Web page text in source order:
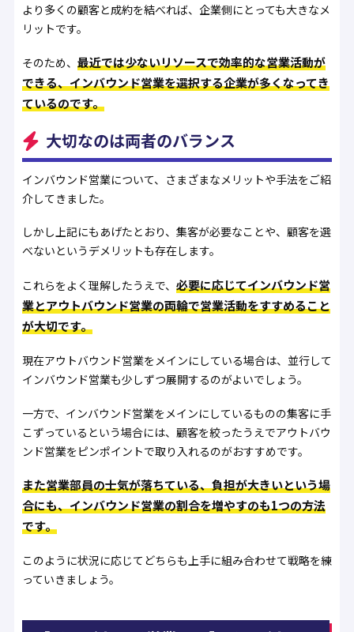
より多くの顧客と成約を結べれば、企業側にとっても大きなメ
リットです。
そのため、 最近では少ないリソースで効率的な営業活動が
できる、インバウンド営業を選択する企業が多くなってき
ているのです。
大切なのは両者のバランス
インバウンド営業について、さまざまなメリットや手法をご紹
介してきました。
しかし上記にもあげたとおり、集客が必要なことや、顧客を選
べないというデメリットも存在します。
これらをよく理解したうえで、 必要に応じてインバウンド営
業とアウトバウンド営業の両輪で営業活動をすすめること
が大切です。
現在アウトバウンド営業をメインにしている場合は、並行して
インバウンド営業も少しずつ展開するのがよいでしょう。
一方で、インバウンド営業をメインにしているものの集客に手
こずっているという場合には、顧客を絞ったうえでアウトバウ
ンド営業をピンポイントで取り入れるのがおすすめです。
また営業部員の士気が落ちている、負担が大きいという場
合にも、インバウンド営業の割合を増やすのも1つの方法
です。
このように状況に応じてどちらも上手に組み合わせて戦略を練
っていきましょう。